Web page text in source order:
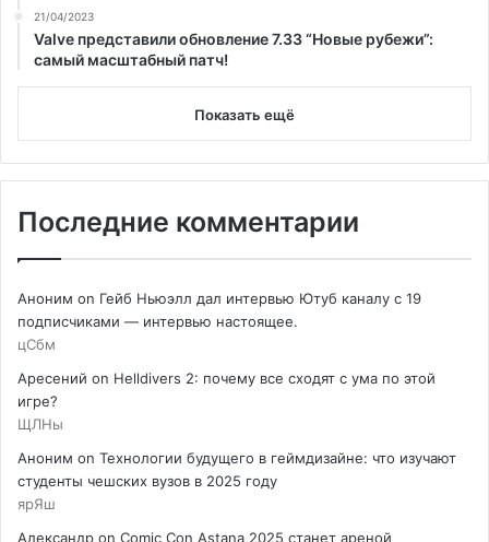
21/04/2023
Valve представили обновление 7.33 “Новые рубежи”:
самый масштабный патч!
Показать ещё
Последние комментарии
Аноним on Гейб Ньюэлл дал интервью Ютуб каналу с 19
подписчиками — интервью настоящее.
цСбм
Аресений on Helldivers 2: почему все сходят с ума по этой
игре?
ЩЛНы
Аноним on Технологии будущего в геймдизайне: что изучают
студенты чешских вузов в 2025 году
ярЯш
Александр on Comic Con Astana 2025 станет ареной